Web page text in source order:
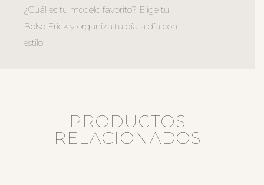
¿Cuál es tu modelo favorito? Elige tu
Bolso Erick y organiza tu día a día con
estilo.
PRODUCTOS
RELACIONADOS